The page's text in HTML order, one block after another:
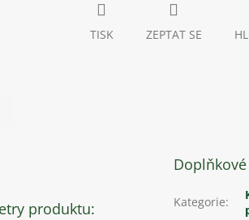
TISK ZEPTAT SE
produktu: Kategorie: